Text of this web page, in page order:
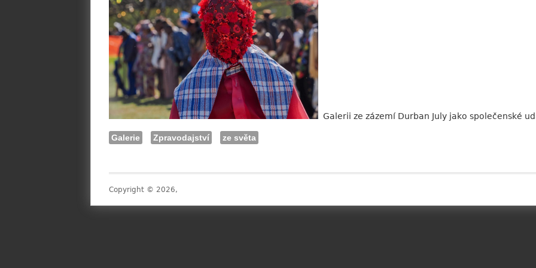
Galerii ze zázemí Durban July jako společenské
Galerie Zpravodajství ze světa
Copyright © 2026,